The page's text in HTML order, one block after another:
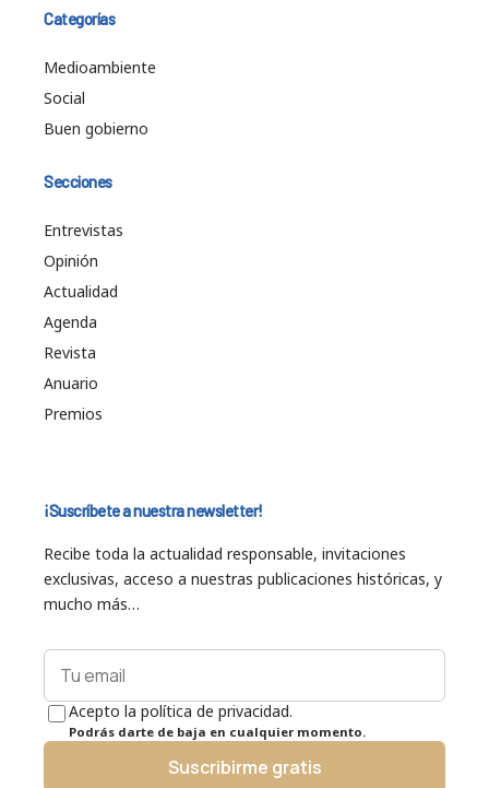
Categorías
Medioambiente
Social
Buen gobierno
Secciones
Entrevistas
Opinión
Actualidad
Agenda
Revista
Anuario
Premios
¡Suscríbete a nuestra newsletter!
Recibe toda la actualidad responsable, invitaciones
exclusivas, acceso a nuestras publicaciones históricas, y
mucho más…
Acepto la política de privacidad.
Podrás darte de baja en cualquier momento.
Suscribirme gratis